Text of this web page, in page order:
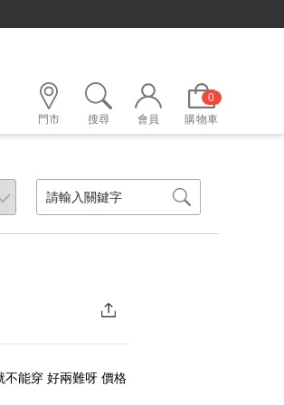
門市 搜尋 會員
0
購物車
不能穿 好兩難呀 價格